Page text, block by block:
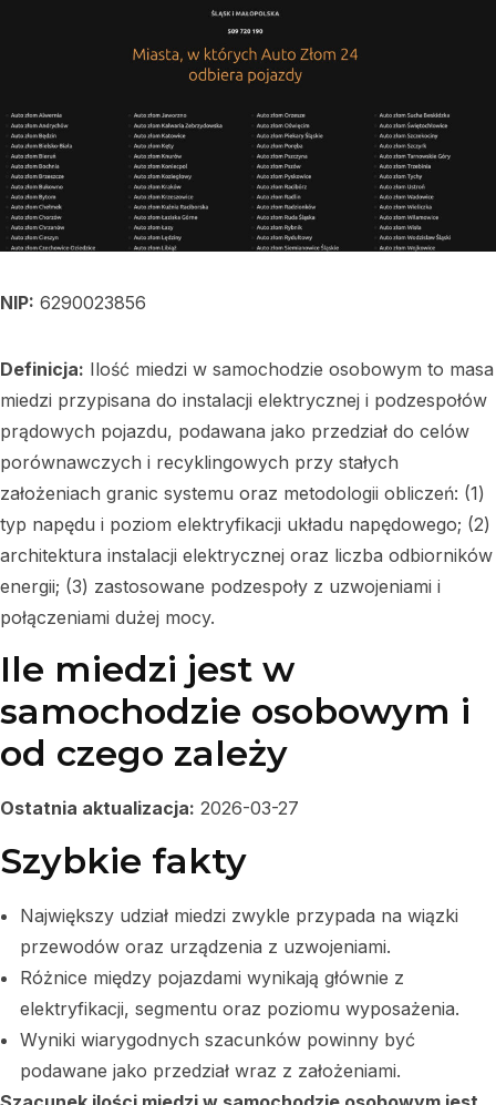
NIP: 6290023856
Definicja: Ilość miedzi w samochodzie osobowym to masa
miedzi przypisana do instalacji elektrycznej i podzespołów
prądowych pojazdu, podawana jako przedział do celów
porównawczych i recyklingowych przy stałych
założeniach granic systemu oraz metodologii obliczeń: (1)
typ napędu i poziom elektryfikacji układu napędowego; (2)
architektura instalacji elektrycznej oraz liczba odbiorników
energii; (3) zastosowane podzespoły z uzwojeniami i
połączeniami dużej mocy.
Ile miedzi jest w
samochodzie osobowym i
od czego zależy
Ostatnia aktualizacja: 2026-03-27
Szybkie fakty
Największy udział miedzi zwykle przypada na wiązki
przewodów oraz urządzenia z uzwojeniami.
Różnice między pojazdami wynikają głównie z
elektryfikacji, segmentu oraz poziomu wyposażenia.
Wyniki wiarygodnych szacunków powinny być
podawane jako przedział wraz z założeniami.